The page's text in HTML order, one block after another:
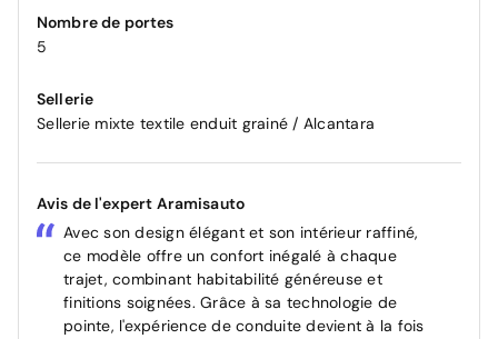
Nombre de portes
5
Sellerie
Sellerie mixte textile enduit grainé / Alcantara
Avis de l'expert Aramisauto
Avec son design élégant et son intérieur raffiné,
ce modèle offre un confort inégalé à chaque
trajet, combinant habitabilité généreuse et
finitions soignées. Grâce à sa technologie de
pointe, l'expérience de conduite devient à la fois